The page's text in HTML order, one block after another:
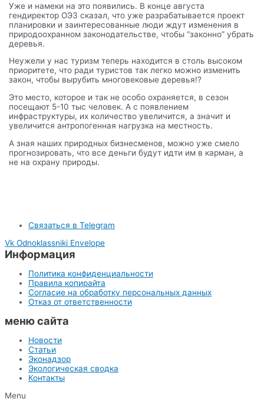
Уже и намеки на это появились. В конце августа
гендиректор ОЭЗ сказал, что уже разрабатывается проект
планировки и заинтересованные люди ждут изменения в
природоохранном законодательстве, чтобы “законно” убрать
деревья.
Неужели у нас туризм теперь находится в столь высоком
приоритете, что ради туристов так легко можно изменить
закон, чтобы вырубить многовековые деревья!?
Это место, которое и так не особо охраняется, в сезон
посещают 5-10 тыс человек. А с появлением
инфраструктуры, их количество увеличится, а значит и
увеличится антропогенная нагрузка на местность.
А зная наших природных бизнесменов, можно уже смело
прогнозировать, что все деньги будут идти им в карман, а
не на охрану природы.
Связаться в Telegram
Vk Odnoklassniki Envelope
Информация
Политика конфиденциальности
Правила копирайта
Согласие на обработку персональных данных
Отказ от ответственности
меню сайта
Новости
Статьи
Эконадзор
Экологическая сводка
Контакты
Menu